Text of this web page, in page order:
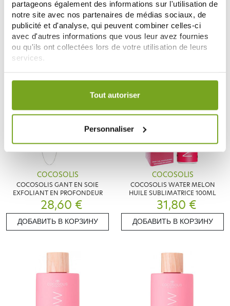
partageons également des informations sur l'utilisation de
notre site avec nos partenaires de médias sociaux, de
publicité et d'analyse, qui peuvent combiner celles-ci
avec d'autres informations que vous leur avez fournies
ou qu'ils ont collectées lors de votre utilisation de leurs
services.
Votre choix de consentement est conservé pendant une
Tout autoriser
Personnaliser
COCOSOLIS LOTION SOLAIRE
SPF30 100G
33,90 €
32,20 €
ДОБАВИТЬ В КОРЗИНУ
COCOSOLIS LOTION SOLAIRE
SPF50 100G
33,70 €
ДОБАВИТЬ В КОРЗИНУ
COCOSOLIS
COCOSOLIS GANT EN SOIE
EXFOLIANT EN PROFONDEUR
28,60 €
ДОБАВИТЬ В КОРЗИНУ
COCOSOLIS
COCOSOLIS WATER MELON
HUILE SUBLIMATRICE 100ML
31,80 €
ДОБАВИТЬ В КОРЗИНУ